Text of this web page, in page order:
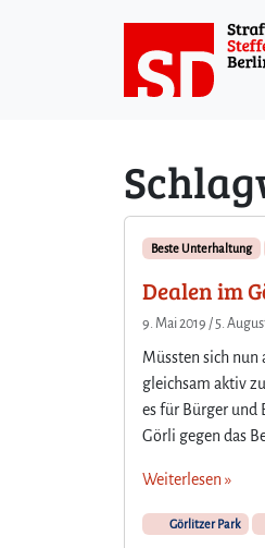
Beste Unterhaltung
Dealen im
9. Mai 2019 / 5.
Müssten sich nun
gleichsam aktiv
es für Bürger und
Görli gegen das
Weiterlesen »
Görlitzer Park